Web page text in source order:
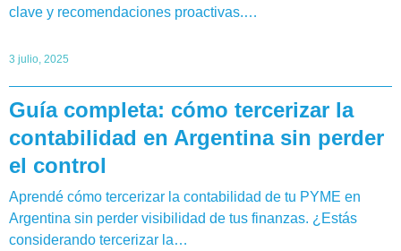
clave y recomendaciones proactivas.…
3 julio, 2025
Guía completa: cómo tercerizar la
contabilidad en Argentina sin perder
el control
Aprendé cómo tercerizar la contabilidad de tu PYME en
Argentina sin perder visibilidad de tus finanzas. ¿Estás
considerando tercerizar la…